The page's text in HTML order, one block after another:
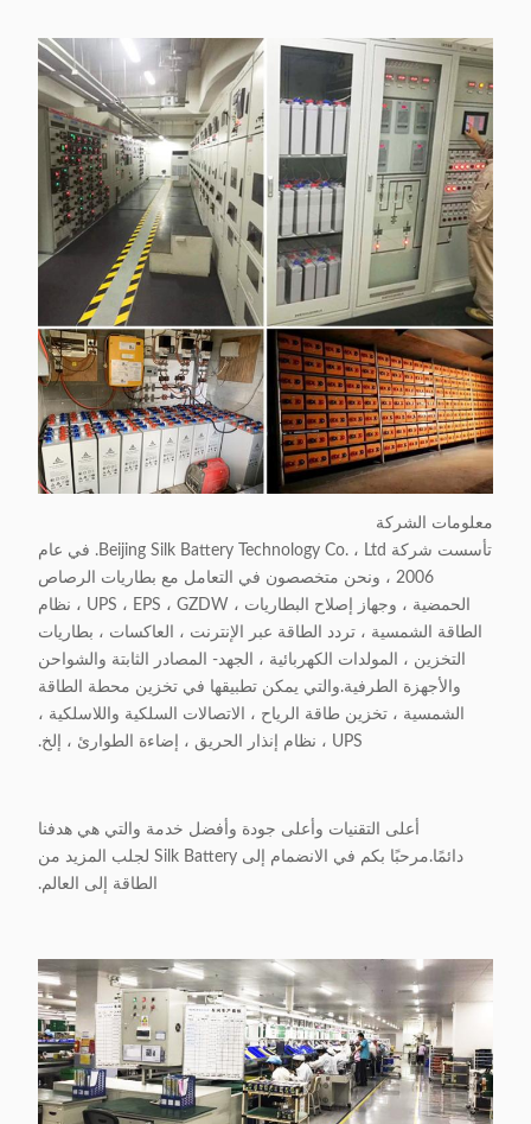
معلومات الشركة
تأسست شركة Beijing Silk Battery Technology Co. ، Ltd. في عام
2006 ، ونحن متخصصون في التعامل مع بطاريات الرصاص
الحمضية ، وجهاز إصلاح البطاريات ، UPS ، EPS ، GZDW ، نظام
الطاقة الشمسية ، تردد الطاقة عبر الإنترنت ، العاكسات ، بطاريات
التخزين ، المولدات الكهربائية ، الجهد- المصادر الثابتة والشواحن
والأجهزة الطرفية.والتي يمكن تطبيقها في تخزين محطة الطاقة
الشمسية ، تخزين طاقة الرياح ، الاتصالات السلكية واللاسلكية ،
UPS ، نظام إنذار الحريق ، إضاءة الطوارئ ، إلخ.
أعلى التقنيات وأعلى جودة وأفضل خدمة والتي هي هدفنا
دائمًا.مرحبًا بكم في الانضمام إلى Silk Battery لجلب المزيد من
الطاقة إلى العالم.